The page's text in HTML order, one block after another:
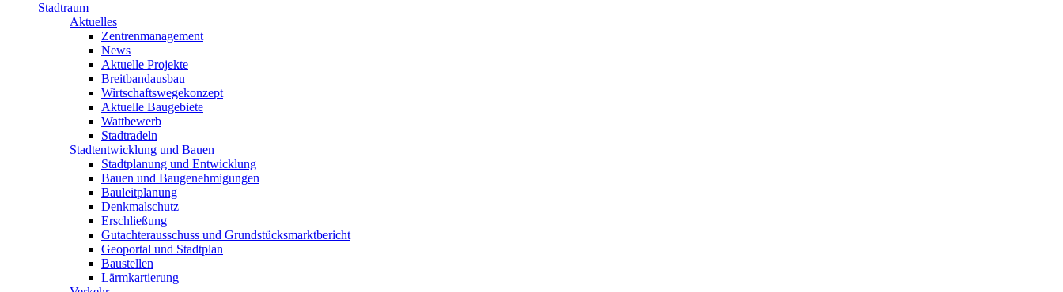
Stadtraum
Aktuelles
Zentrenmanagement
News
Aktuelle Projekte
Breitbandausbau
Wirtschaftswegekonzept
Aktuelle Baugebiete
Wattbewerb
Stadtradeln
Stadtentwicklung und Bauen
Stadtplanung und Entwicklung
Bauen und Baugenehmigungen
Bauleitplanung
Denkmalschutz
Erschließung
Gutachterausschuss und Grundstücksmarktbericht
Geoportal und Stadtplan
Baustellen
Lärmkartierung